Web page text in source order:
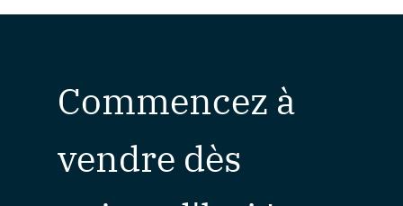
Commencez à
vendre dès